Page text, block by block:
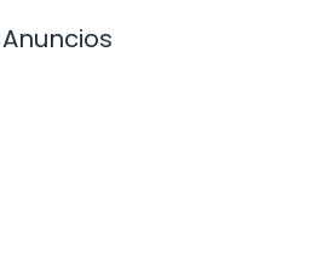
Anuncios